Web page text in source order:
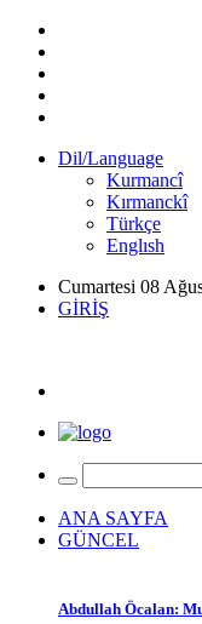
Dil/Language
Kurmancî
Kırmanckî
Türkçe
Englısh
Cumartesi 08
GİRİŞ
ANA SAYFA
GÜNCEL
Abdullah Öcalan: